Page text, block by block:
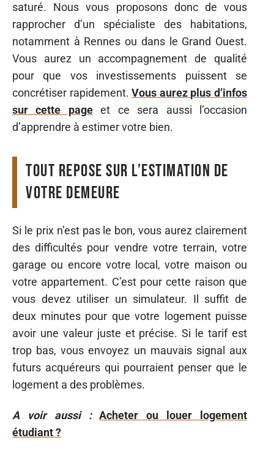
saturé. Nous vous proposons donc de vous
rapprocher d’un spécialiste des habitations,
notamment à Rennes ou dans le Grand Ouest.
Vous aurez un accompagnement de qualité
pour que vos investissements puissent se
concrétiser rapidement.Vous aurez plus d’infos
sur cette pageet ce sera aussi l’occasion
d’apprendre à estimer votre bien.
Tout repose sur l’estimation de
votre demeure
Si le prix n’est pas le bon, vous aurez clairement
des difficultés pour vendre votre terrain, votre
garage ou encore votre local, votre maison ou
votre appartement. C’est pour cette raison que
vous devez utiliser un simulateur. Il suffit de
deux minutes pour que votre logement puisse
avoir une valeur juste et précise. Si le tarif est
trop bas, vous envoyez un mauvais signal aux
futurs acquéreurs qui pourraient penser que le
logement a des problèmes.
A voir aussi :
Acheter ou louer logement
étudiant ?